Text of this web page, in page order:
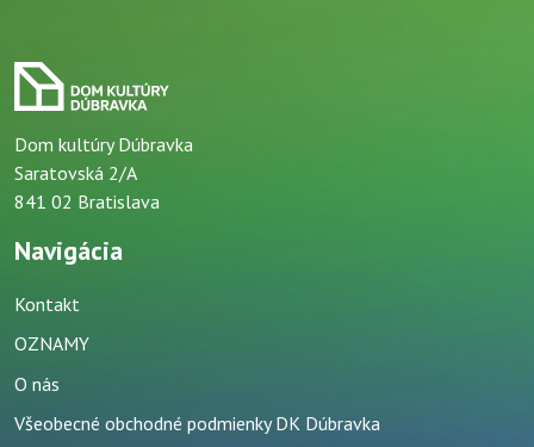
Dom kultúry Dúbravka
Saratovská 2/A
841 02 Bratislava
Navigácia
Kontakt
OZNAMY
O nás
Všeobecné obchodné podmienky DK Dúbravka